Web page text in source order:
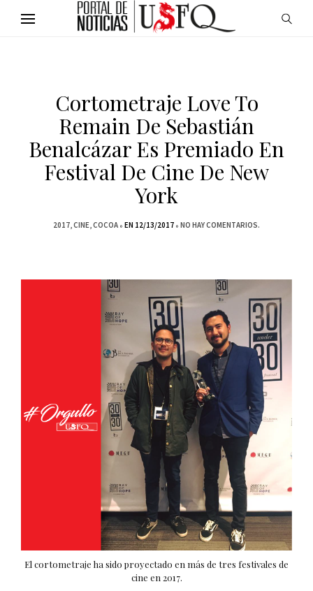
Cortometraje Love To
Remain De Sebastián
Benalcázar Es Premiado En
Festival De Cine De New
York
2017 CINE COCOA EN 12/13/2017 NO HAY COMENTARIOS.
El cortometraje ha sido proyectado en más de tres festivales de
cine en 2017.